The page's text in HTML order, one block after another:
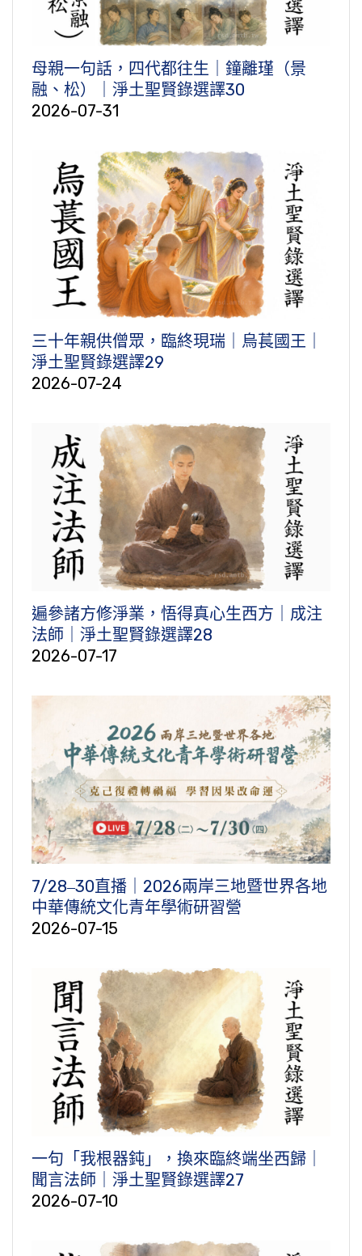
母親一句話，四代都往生｜鐘離瑾（景
融、松）｜淨土聖賢錄選譯30
2026-07-31
三十年親供僧眾，臨終現瑞｜烏萇國王｜
淨土聖賢錄選譯29
2026-07-24
遍參諸方修淨業，悟得真心生西方｜成注
法師｜淨土聖賢錄選譯28
2026-07-17
7/28‒30直播｜2026兩岸三地暨世界各地
中華傳統文化青年學術研習營
2026-07-15
一句「我根器鈍」，換來臨終端坐西歸｜
聞言法師｜淨土聖賢錄選譯27
2026-07-10